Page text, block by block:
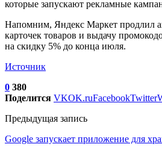
которые запускают рекламные
Напомним, Яндекс Маркет продлил
карточек товаров и выдачу
на скидку 5% до конца июля.
Источник
0 380
Поделится VKOK.ruFacebookTwitter
Предыдущая запись
Google запускает приложение для